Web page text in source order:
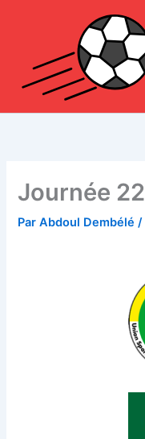
Journée 22
ParAbdoul Dembélé/